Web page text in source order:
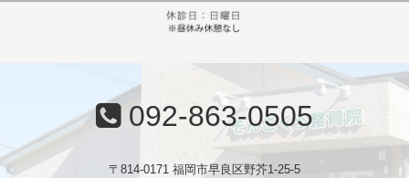
092-863-0505
〒814-0171 福岡市早良区野芥1-25-5